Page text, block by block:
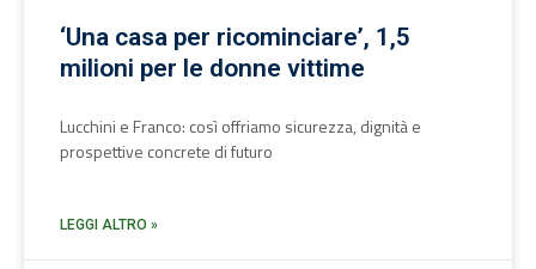
‘Una casa per ricominciare’, 1,5
milioni per le donne vittime
Lucchini e Franco: così offriamo sicurezza, dignità e
prospettive concrete di futuro
LEGGI ALTRO »